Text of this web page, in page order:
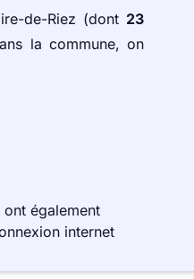
de-Riez (dont 23
la commune, on
ont également
internet